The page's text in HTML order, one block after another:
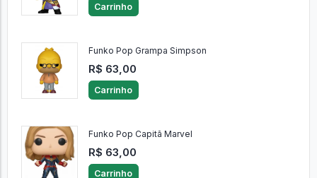
Carrinho
Funko Pop Grampa Simpson
R$ 63,00
Carrinho
Funko Pop Capitã Marvel
R$ 63,00
Carrinho